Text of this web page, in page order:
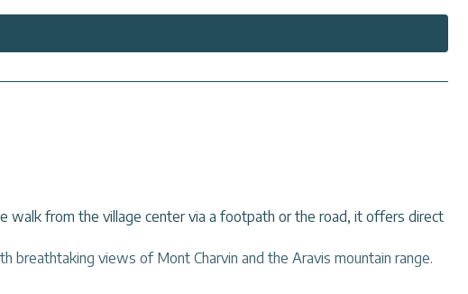
poêle à bois, canapé convertible deux places (140),
à bois, d’un balcon ensoleillé et d’une vue exceptionnelle sur les
walk from the village center via a footpath or the road, it offers direct
breathtaking views of Mont Charvin and the Aravis mountain range.